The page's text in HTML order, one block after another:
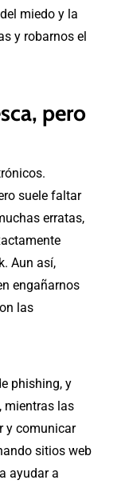
miedo y la
y robarnos el
pero
suele faltar
erratas,
Aun así,
engañarnos
las
phishing, y
mientras las
y comunicar
sitios web
ayudar a